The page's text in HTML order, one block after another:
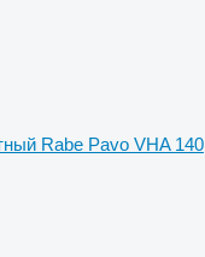
Rabe Pavo VHA 140